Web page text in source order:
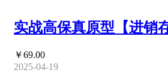
实战高保真原型【进销
￥69.00
2025-04-19